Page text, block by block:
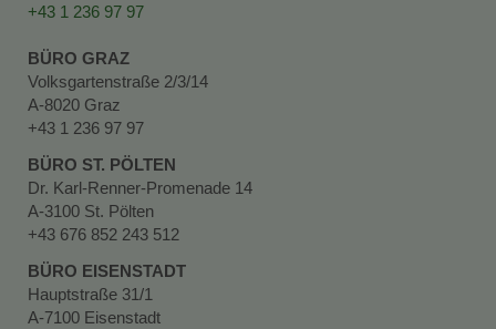
+43 1 236 97 97
BÜRO GRAZ
Volksgartenstraße 2/3/14
A-8020 Graz
+43 1 236 97 97
BÜRO ST. PÖLTEN
Dr. Karl-Renner-Promenade 14
A-3100 St. Pölten
+43 676 852 243 512
BÜRO EISENSTADT
Hauptstraße 31/1
A-7100 Eisenstadt